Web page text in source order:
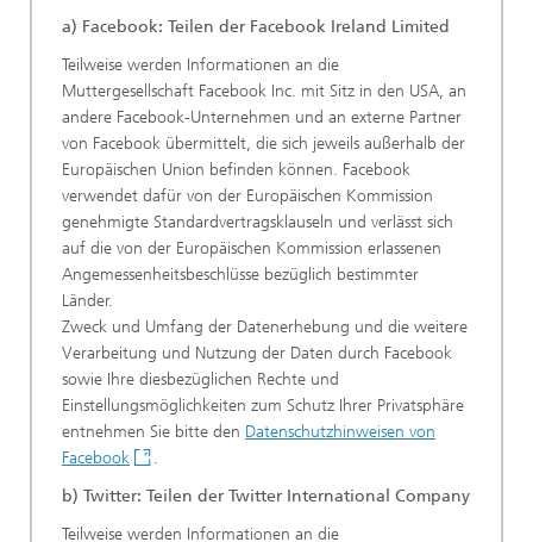
a) Facebook: Teilen der Facebook Ireland Limited
Teilweise werden Informationen an die
Muttergesellschaft Facebook Inc. mit Sitz in den USA, an
andere Facebook-Unternehmen und an externe Partner
von Facebook übermittelt, die sich jeweils außerhalb der
Europäischen Union befinden können. Facebook
verwendet dafür von der Europäischen Kommission
genehmigte Standardvertragsklauseln und verlässt sich
auf die von der Europäischen Kommission erlassenen
Angemessenheitsbeschlüsse bezüglich bestimmter
Länder.
Zweck und Umfang der Datenerhebung und die weitere
Verarbeitung und Nutzung der Daten durch Facebook
sowie Ihre diesbezüglichen Rechte und
Einstellungsmöglichkeiten zum Schutz Ihrer Privatsphäre
entnehmen Sie bitte den Datenschutzhinweisen von
Facebook
.
b) Twitter: Teilen der Twitter International Company
Teilweise werden Informationen an die